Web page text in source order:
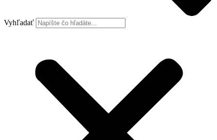
Vyhľadať